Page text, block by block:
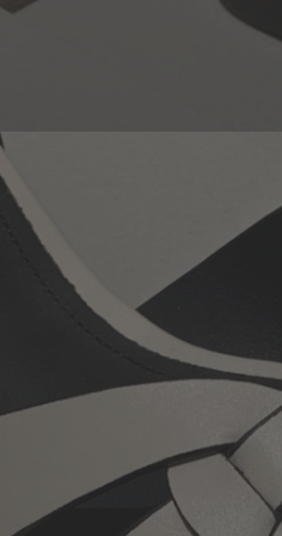
Abonnieren Sie jetzt
dem Laufenden!
Pflichtfeld
E-Mail-Adresse
Nachname